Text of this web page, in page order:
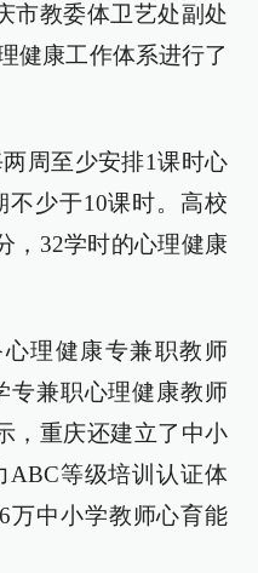
市教委体卫艺处副处
健康工作体系进行了
周至少安排1课时心
少于10课时。高校
，32学时的心理健康
理健康专兼职教师
专兼职心理健康教师
，重庆还建立了中小
ABC等级培训认证体
万中小学教师心育能